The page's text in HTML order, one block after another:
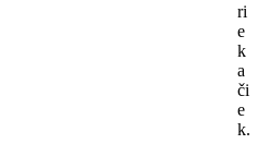
ri
e
k
a
či
e
k.